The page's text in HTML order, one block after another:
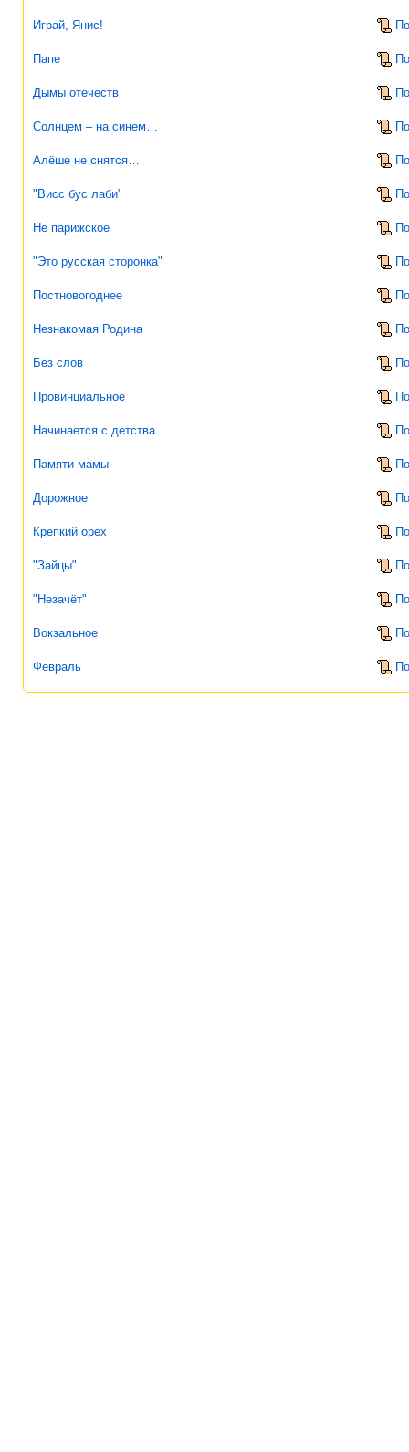
Играй, Янис!
Папе
Дымы отечеств
Солнцем – на синем…
Алёше не снятся…
"Висс бус лаби"
Не парижское
"Это русская сторонка"
Постновогоднее
Незнакомая Родина
Без слов
Провинциальное
Начинается с детства...
Памяти мамы
Дорожное
Крепкий орех
"Зайцы"
"Незачёт"
Вокзальное
Февраль